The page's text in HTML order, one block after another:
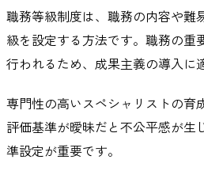
職務等級制度は、職務の内容や難
級を設定する方法です。職務の重
行われるため、成果主義の導入に
専門性の高いスペシャリストの育
評価基準が曖昧だと不公平感が生
準設定が重要です。